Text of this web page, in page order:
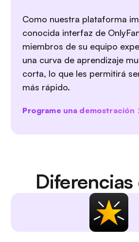
Como nuestra plataforma
conocida interfaz de
miembros de su equipo
una curva de aprendizaje
corta, lo que les permitirá
más rápido.
Programe una demostración
Diferencias